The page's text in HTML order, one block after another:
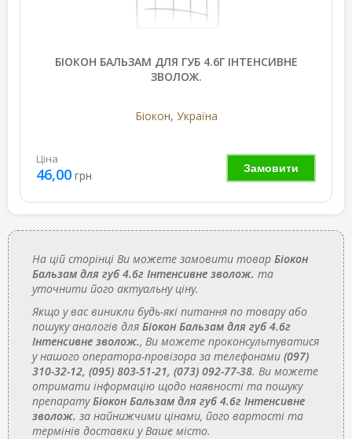
БІОКОН БАЛЬЗАМ ДЛЯ ГУБ 4.6Г ІНТЕНСИВНЕ
ЗВОЛОЖ.
Бiокон, Україна
Замовити
Ціна
46,00 грн
На цій сторінці Ви можете замовити товар Біокон
Бальзам для губ 4.6г Інтенсивне зволож. та
уточнити його актуальну ціну.
Якщо у вас виникли будь-які питання по товару або
пошуку аналогів для Біокон Бальзам для губ 4.6г
Інтенсивне зволож., Ви можете проконсультуватися
у нашого оператора-провізора за телефонами (097)
310-32-12, (095) 803-51-21, (073) 092-77-38. Ви можете
отримати інформацію щодо наявності та пошуку
препаратуБіокон Бальзам для губ 4.6г Інтенсивне
зволож. за найнижчими цінами, його вартості та
термінів доставки у Ваше місто.